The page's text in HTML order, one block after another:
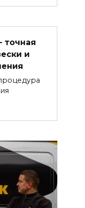
точная
и